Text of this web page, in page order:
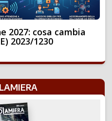
2027: cosa cambia
2023/1230